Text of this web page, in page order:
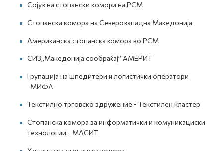
Сојуз на стопански комори на РСМ
Стопанска комора на Северозападна Македонија
Американска стопанска комора во РСМ
СИЗ„Македонија сообраќај” АМЕРИТ
Групација на шпедитери и логистички оператори
-МИФА
Текстилно трговско здружение - Текстилен кластер
Стопанска комора за информатички и комуникациски
технологии - МАСИТ